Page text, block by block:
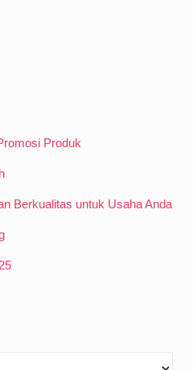
Produk
Berkualitas untuk Usaha Anda